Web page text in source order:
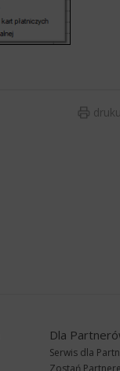
Dla
Serwis dla
Zostań